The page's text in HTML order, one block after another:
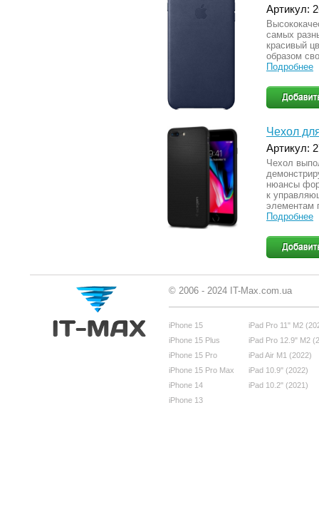
Артикул:
самых
красивый
образом
Подробнее
Чехол
Артикул:
Чехол
нюансы
к
элементам
Подробнее
© 2006 - 2024 IT-Max.com.ua
iPhone 15
iPhone 15 Plus
iPhone 15 Pro
iPhone 15 Pro Max
iPhone 14
iPhone 13
iPad Pro 11" M2
iPad Pro 12.9" M2
iPad Air M1 (2022)
iPad 10.9" (2022)
iPad 10.2" (2021)